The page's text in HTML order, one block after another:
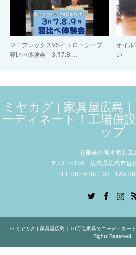
マニフレックスVSイエローシープ
寝比べ体験会 3月7.8.…
オイ
い ＜
ミヤカグ | 家具屋広島
ーディネート！工場併
ップ
有限会社宮本家具工
〒731-5106 広島県広島市佐
TEL 082-928-1133 FAX
RSS
© ミヤカグ | 家具屋広島｜10万点家具でコーディネー
Rights Reserved.